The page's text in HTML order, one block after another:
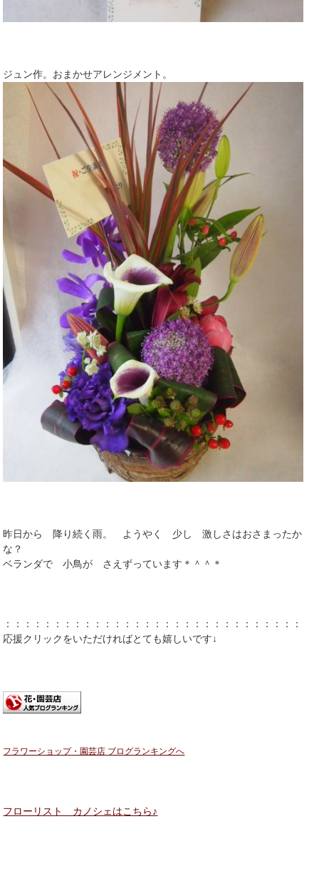
ジュン作。おまかせアレンジメント。
昨日から 降り続く雨。 ようやく 少し 激しさはおさまったか
な？
ベランダで 小鳥が さえずっています＊＾＾＊
：：：：：：：：：：：：：：：：：：：：：：：：：：：：：：：
応援クリックをいただければとても嬉しいです↓
フラワーショップ・園芸店 ブログランキングへ
フローリスト カノシェはこちら♪